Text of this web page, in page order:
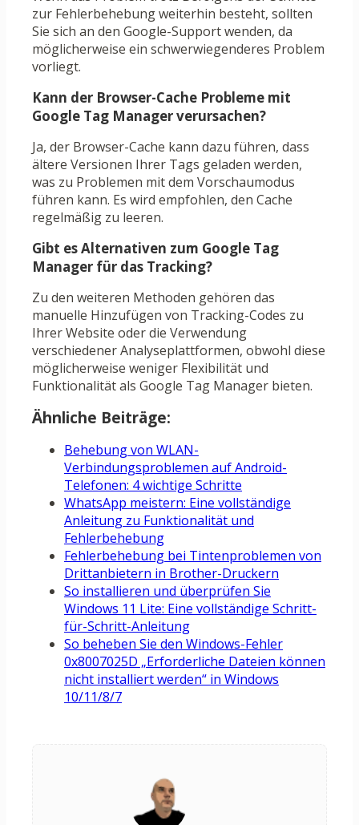
zur Fehlerbehebung weiterhin besteht, sollten
Sie sich an den Google-Support wenden, da
möglicherweise ein schwerwiegenderes Problem
vorliegt.
Kann der Browser-Cache Probleme mit
Google Tag Manager verursachen?
Ja, der Browser-Cache kann dazu führen, dass
ältere Versionen Ihrer Tags geladen werden,
was zu Problemen mit dem Vorschaumodus
führen kann. Es wird empfohlen, den Cache
regelmäßig zu leeren.
Gibt es Alternativen zum Google Tag
Manager für das Tracking?
Zu den weiteren Methoden gehören das
manuelle Hinzufügen von Tracking-Codes zu
Ihrer Website oder die Verwendung
verschiedener Analyseplattformen, obwohl diese
möglicherweise weniger Flexibilität und
Funktionalität als Google Tag Manager bieten.
Ähnliche Beiträge:
Behebung von WLAN-
Verbindungsproblemen auf Android-
Telefonen: 4 wichtige Schritte
WhatsApp meistern: Eine vollständige
Anleitung zu Funktionalität und
Fehlerbehebung
Fehlerbehebung bei Tintenproblemen von
Drittanbietern in Brother-Druckern
So installieren und überprüfen Sie
Windows 11 Lite: Eine vollständige Schritt-
für-Schritt-Anleitung
So beheben Sie den Windows-Fehler
0x8007025D „Erforderliche Dateien können
nicht installiert werden“ in Windows
10/11/8/7